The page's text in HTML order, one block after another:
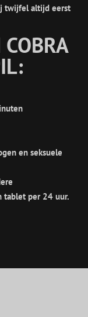
twijfel altijd eerst
en seksuele
tablet per 24 uur.